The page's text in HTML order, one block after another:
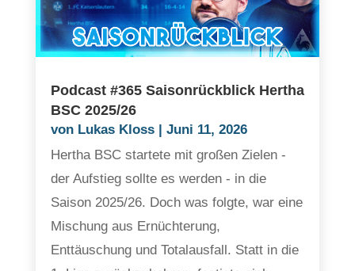
Podcast #365 Saisonrückblick Hertha
BSC 2025/26
von Lukas Kloss| Juni 11, 2026
Hertha BSC startete mit großen Zielen -
der Aufstieg sollte es werden - in die
Saison 2025/26. Doch was folgte, war eine
Mischung aus Ernüchterung,
Enttäuschung und Totalausfall. Statt in die